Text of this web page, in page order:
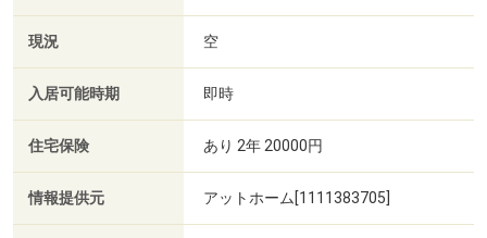
現況 空
入居可能時期 即時
住宅保険 あり 2年 20000円
情報提供元 アットホーム[1111383705]